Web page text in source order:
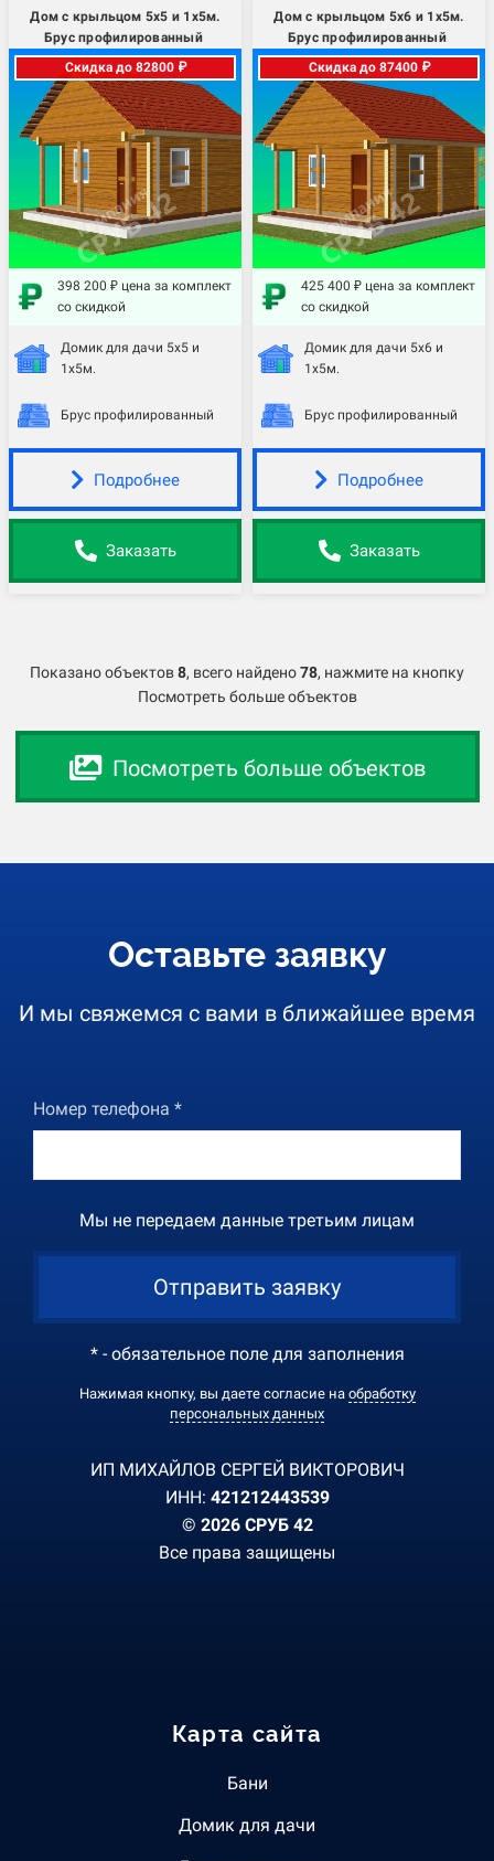
Дом с крыльцом 5х5 и 1х5м.
Брус профилированный
Скидка до 82800 ₽
398 200 ₽ цена за комплект
со скидкой
Домик для дачи 5х5 и
1х5м.
Брус профилированный
Подробнее
Заказать
Дом с крыльцом 5х6 и 1х5м.
Брус профилированный
Скидка до 87400 ₽
425 400 ₽ цена за комплект
со скидкой
Домик для дачи 5х6 и
1х5м.
Брус профилированный
Подробнее
Заказать
Показано объектов8, всего найдено78, нажмите на кнопку
Посмотреть больше объектов
Посмотреть больше объектов
Оставьте заявку
И мы свяжемся с вами в ближайшее время
Номер телефона *
Мы не передаем данные третьим лицам
Отправить заявку
* - обязательное поле для заполнения
Нажимая кнопку, вы даете согласие на обработку
персональных данных
ИП МИХАЙЛОВ СЕРГЕЙ ВИКТОРОВИЧ
ИНН: 421212443539
© 2026 СРУБ 42
Все права защищены
Карта сайта
Бани
Домик для дачи